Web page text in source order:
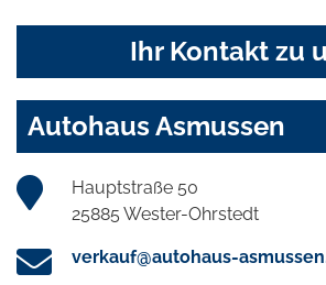
Ihr Kontakt zu
Autohaus Asmussen
Hauptstraße 50
25885 Wester-Ohrstedt
verkauf@autohaus-